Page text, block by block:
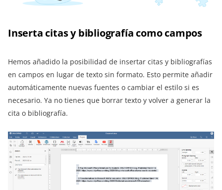
Inserta citas y bibliografía como campos
Hemos añadido la posibilidad de insertar citas y bibliografías
en campos en lugar de texto sin formato. Esto permite añadir
automáticamente nuevas fuentes o cambiar el estilo si es
necesario. Ya no tienes que borrar texto y volver a generar la
cita o bibliografía.